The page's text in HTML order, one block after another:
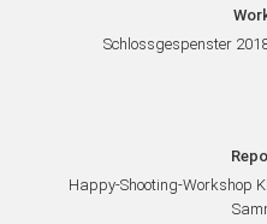
Schlossgespenster
Happy-Shooting-Workshop